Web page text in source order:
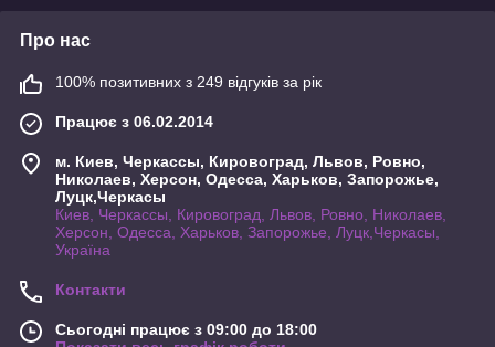
Про нас
100% позитивних з 249 відгуків за рік
Працює з 06.02.2014
м. Киев, Черкассы, Кировоград, Львов, Ровно,
Николаев, Херсон, Одесса, Харьков, Запорожье,
Луцк,Черкасы
Киев, Черкассы, Кировоград, Львов, Ровно, Николаев,
Херсон, Одесса, Харьков, Запорожье, Луцк,Черкасы,
Україна
Контакти
Сьогодні працює з 09:00 до 18:00